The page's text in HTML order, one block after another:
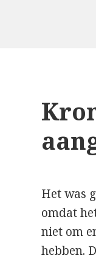
Het was
omdat
niet om
hebben.